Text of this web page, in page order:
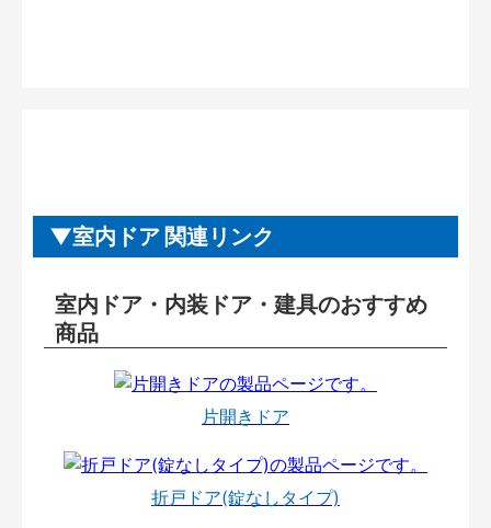
室内ドア 関連リンク
室内ドア・内装ドア・建具のおすすめ
商品
片開きドア
折戸ドア(錠なしタイプ)